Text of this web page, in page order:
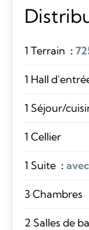
1 Terrain
1 Hall
1 Séjour/
1 Cellier
1 Suite
3 Chambres
2 Salles de